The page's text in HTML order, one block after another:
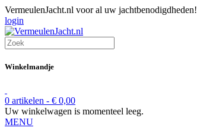
VermeulenJacht.nl voor al uw jachtbenodigdheden!
login
Winkelmandje
0 artikelen - € 0,00
Uw winkelwagen is momenteel leeg.
MENU